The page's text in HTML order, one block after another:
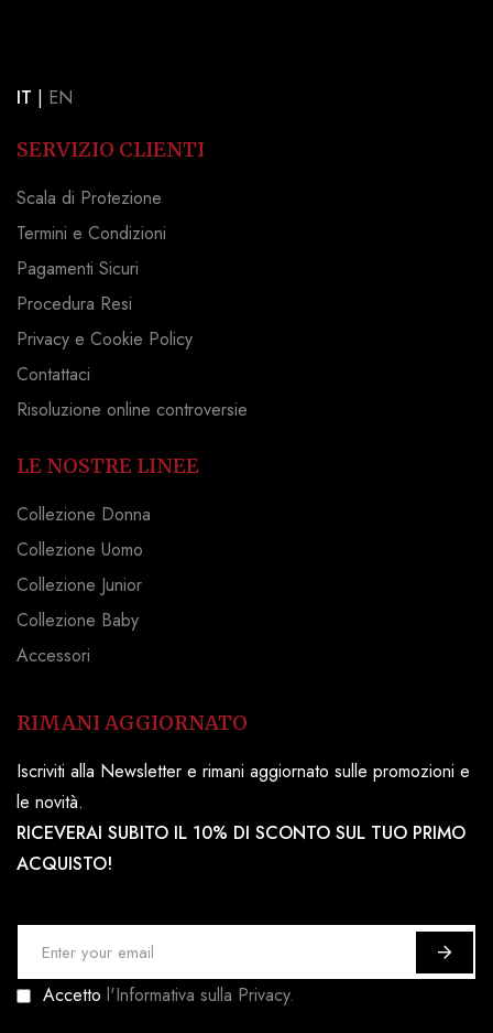
IT | EN
SERVIZIO CLIENTI
Scala di Protezione
Termini e Condizioni
Pagamenti Sicuri
Procedura Resi
Privacy e Cookie Policy
Contattaci
Risoluzione online controversie
LE NOSTRE LINEE
Collezione Donna
Collezione Uomo
Collezione Junior
Collezione Baby
Accessori
RIMANI AGGIORNATO
Iscriviti alla Newsletter e rimani aggiornato sulle promozioni e
le novità.
RICEVERAI SUBITO IL 10% DI SCONTO SUL TUO PRIMO
ACQUISTO!
c
Accetto l'Informativa sulla Privacy.